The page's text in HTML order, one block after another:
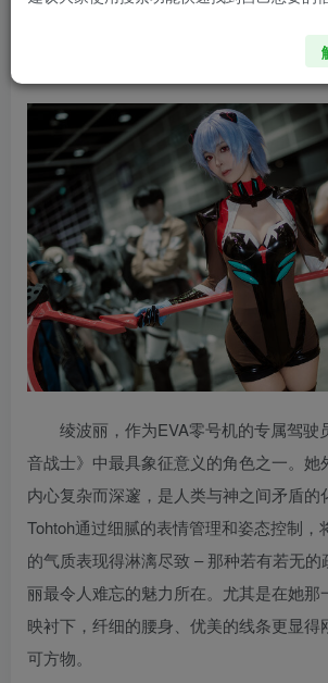
丽从屏幕中走出，跨越次元壁，站在了现
绫波丽，作为EVA零号机的专属驾驶
音战士》中最具象征意义的角色之一。她
内心复杂而深邃，是人类与神之间矛盾的
Tohtoh通过细腻的表情管理和姿态控制，
的气质表现得淋漓尽致 – 那种若有若无
丽最令人难忘的魅力所在。尤其是在她那
映衬下，纤细的腰身、优美的线条更显得
可方物。